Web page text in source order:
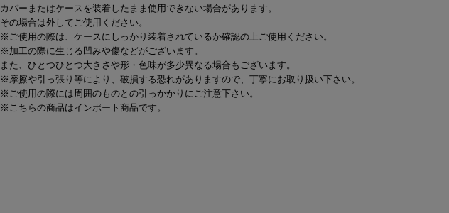
カバーまたはケースを装着したまま使用できない場合があります。
その場合は外してご使用ください。
※ご使用の際は、ケースにしっかり装着されているか確認の上ご使用ください。
※加工の際に生じる凹みや傷などがございます。
また、ひとつひとつ大きさや形・色味が多少異なる場合もございます。
※摩擦や引っ張り等により、破損する恐れがありますので、丁寧にお取り扱い下さい。
※ご使用の際には周囲のものとの引っかかりにご注意下さい。
※こちらの商品はインポート商品です。